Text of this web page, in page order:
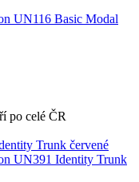
UN116 Basic Modal
po celé ČR
UN391 Identity Trunk